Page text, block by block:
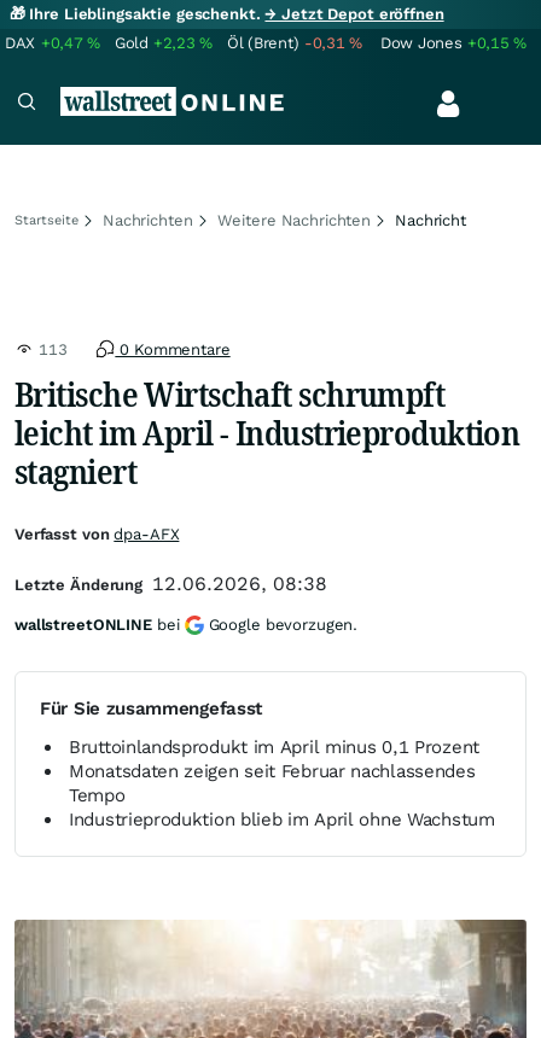
🎁 Ihre Lieblingsaktie geschenkt.→ Jetzt Depot eröffnen
DAX +0,47% Gold +2,23% Öl (Brent) -0,31% Dow Jones +0,15%
Startseite Nachrichten Weitere Nachrichten Nachricht
113 0 Kommentare
Britische Wirtschaft schrumpft
leicht im April - Industrieproduktion
stagniert
Für Sie zusammengefasst
Bruttoinlandsprodukt im April minus 0,1 Prozent
Monatsdaten zeigen seit Februar nachlassendes
Tempo
Industrieproduktion blieb im April ohne Wachstum
Verfasst vondpa-AFX
Letzte Änderung 12.06.2026, 08:38
wallstreetONLINE bei Google bevorzugen.